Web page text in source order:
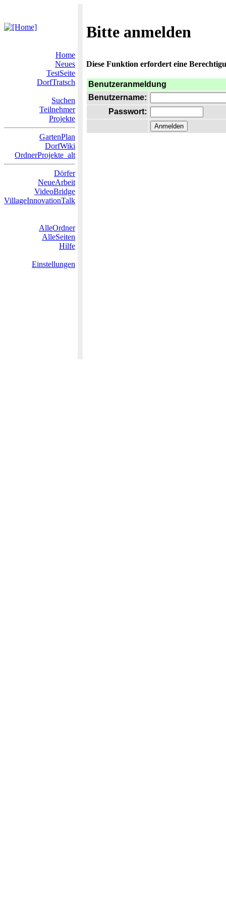
Bitte anmelden
Home
Neues
TestSeite
DorfTratsch
Suchen
Teilnehmer
Projekte
GartenPlan
DorfWiki
OrdnerProjekte_alt
Dörfer
NeueArbeit
VideoBridge
VillageInnovationTalk
AlleOrdner
AlleSeiten
Hilfe
Einstellungen
Diese Funktion erfordert eine
Benutzeranmeldung
Benutzername:
Passwort: